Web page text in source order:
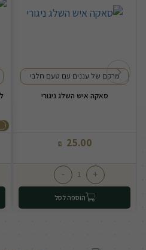
מרקם של עננים עם טעם חלבי
סאקה איש השלג ניגורי
25.00
₪
+
-
הוספה לסל